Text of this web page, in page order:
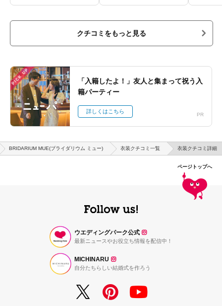
クチコミをもっと見る
PICK UP
PR
「入籍したよ！」友人と集まって祝う入
籍パーティー
詳しくはこちら
BRIDARIUM MUE(ブライダリウム ミュー) 衣装クチコミ一覧 衣装クチコミ詳細
ページトップへ
ウエディングパーク公式
最新ニュースやお役立ち情報を配信中！
MICHINARU
自分たちらしい結婚式を作ろう